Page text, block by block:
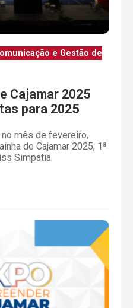
e Gestão de
Cajamar 2025
para 2025
mês de fevereiro,
de Cajamar 2025, 1ª
Simpatia